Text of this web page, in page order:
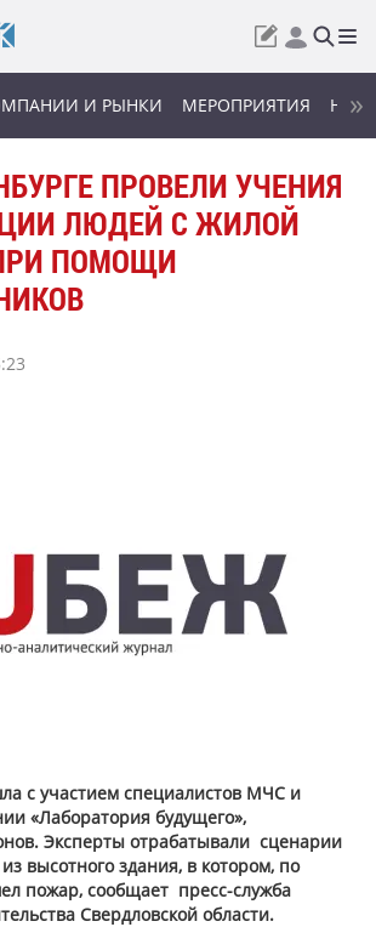
И РЫНКИ МЕРОПРИЯТИЯ
ПРОВЕЛИ УЧЕНИЯ
ЛЮДЕЙ С ЖИЛОЙ
ПОМОЩИ
с участием специалистов МЧС и
«Лаборатория будущего»,
Эксперты отрабатывали сценарии
высотного здания, в котором, по
пожар, сообщает пресс-служба
Свердловской области.